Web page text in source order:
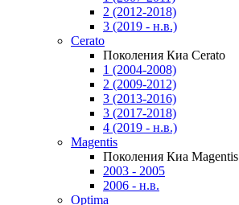
2 (2012-2018)
3 (2019 - н.в.)
Cerato
Поколения Киа Cerato
1 (2004-2008)
2 (2009-2012)
3 (2013-2016)
3 (2017-2018)
4 (2019 - н.в.)
Magentis
Поколения Киа Magentis
2003 - 2005
2006 - н.в.
Optima